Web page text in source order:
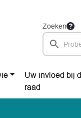
Zoeken
Uw invloed bij
raad